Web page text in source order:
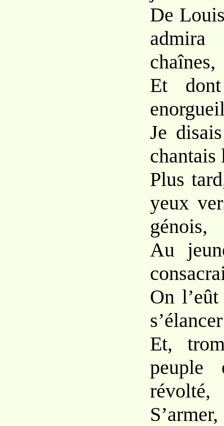
De
chaînes,
Et
Je
chantais
Plus
yeux
génois,
Au
On
Et,
peuple
révolté,